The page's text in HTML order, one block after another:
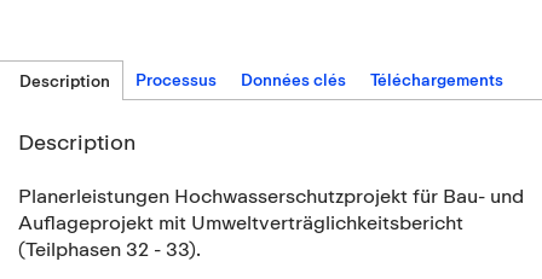
Description Processus Données clés Téléchargements
Description
Planerleistungen Hochwasserschutzprojekt für Bau- und
Auflageprojekt mit Umweltverträglichkeitsbericht
(Teilphasen 32 - 33).